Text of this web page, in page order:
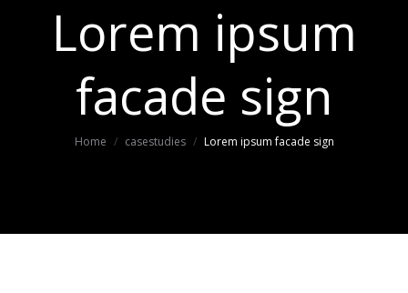
Lorem ipsum
facade sign
You are here:
Home casestudies Lorem ipsum facade sign